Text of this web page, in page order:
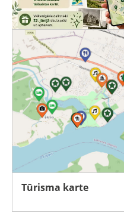
Tūrisma karte